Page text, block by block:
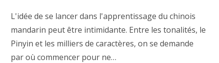
L'idée de se lancer dans l'apprentissage du chinois
mandarin peut être intimidante. Entre les tonalités, le
Pinyin et les milliers de caractères, on se demande
par où commencer pour ne…